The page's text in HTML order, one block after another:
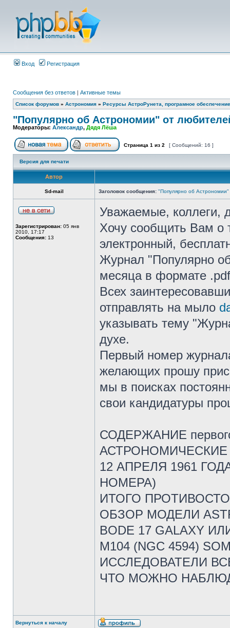
Вход Регистрация
Сообщения без ответов | Активные темы
Список форумов » Астрономия » Ресурсы АстроРунета, програмное
"Популярно об Астрономии" от
Модераторы: Александр, Дядя Лёша
Страница 1 из 2 [ Сообщений: 16 ]
Версия для печати
Автор
Sd-mail Заголовок сообщения: "Популярно об
Зарегистрирован: 05 янв
2010, 17:17
Сообщения: 13
Уважаемые, коллеги,
Хочу сообщить Вам о
электронный,
Журнал "Популярно
месяца в формате .pdf
Всех
отправлять на мыло
указывать тему
духе.
Первый номер
желающих прошу
мы в поисках
свои кандидатуры
СОДЕРЖАНИЕ
12 АПРЕЛЯ 1961
НОМЕРА)
ИТОГО
ОБЗОР МОДЕЛИ
BODE 17 GALAXY
M104 (NGC 4594)
ИССЛЕДОВАТЕЛИ
ЧТО МОЖНО
Вернуться к началу